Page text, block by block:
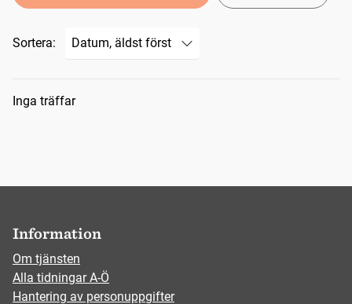
Sortera:
Sökresultat
Inga träffar
Information
Om tjänsten
Alla tidningar A-Ö
Hantering av personuppgifter